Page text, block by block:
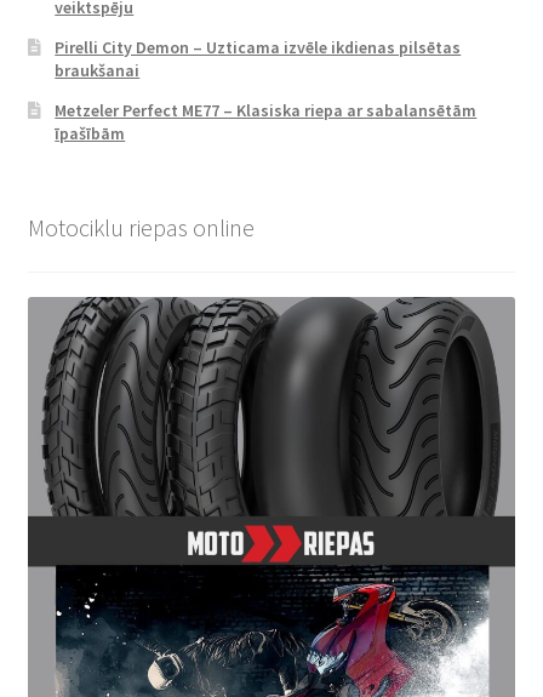
veiktspēju
Pirelli City Demon – Uzticama izvēle ikdienas pilsētas
braukšanai
Metzeler Perfect ME77 – Klasiska riepa ar sabalansētām
īpašībām
Motociklu riepas online